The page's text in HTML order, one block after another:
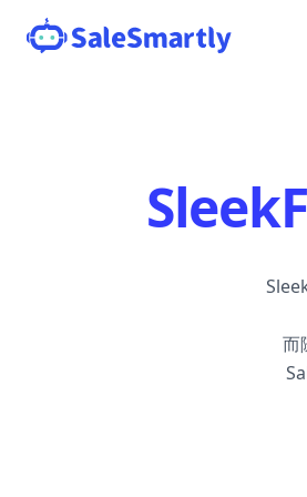
而